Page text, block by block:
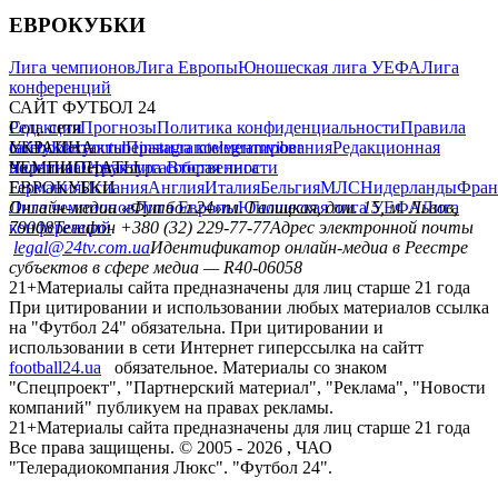
ЕВРОКУБКИ
Лига чемпионовЛига ЕвропыЮношеская лига УЕФАЛига
конференций
САЙТ ФУТБОЛ 24
РедакцияПрогнозыПолитика конфиденциальностиПравила
сайтуКонтактыПравила комментированияРедакционная
политикаСтруктура собственности
Соц. сети
facebookxyoutubeinstagramtelegramviber
УКРАИНА
УкраинаПервая лигаВторая лига
ЧЕМПИОНАТЫ
ГерманияИспанияАнглияИталияБельгияМЛСНидерланды
ЕВРОКУБКИ
Лига чемпионовЛига ЕвропыЮношеская лига УЕФАЛига
конференций
Онлайн-медиа «Футбол 24»пл. Галицкая, дом. 15, м. Львов,
79008Телефон +380 (32) 229-77-77Адрес электронной почты
legal@24tv.com.uaИдентификатор онлайн-медиа в Реестре
субъектов в сфере медиа — R40-06058
21+Материалы сайта предназначены для лиц старше 21 года
При цитировании и использовании любых материалов ссылка
на "Футбол 24" обязательна. При цитировании и
использовании в сети Интернет гиперссылка на сайтт
football24.ua
обязательное. Материалы со знаком
"Спецпроект", "Партнерский материал", "Реклама", "Новости
компаний" публикуем на правах рекламы.
21+Материалы сайта предназначены для лиц старше 21 года
Все права защищены. © 2005 - 2026 , ЧАО
"Телерадиокомпания Люкс". "Футбол 24".